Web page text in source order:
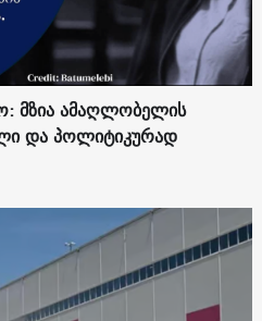
მზია ამაღლობელის
და პოლიტიკურად